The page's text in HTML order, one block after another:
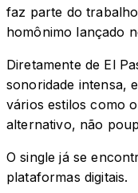
faz parte do
homônimo lançado
Diretamente de El
sonoridade intensa,
vários estilos como
alternativo, não
O single já se
plataformas digitais.